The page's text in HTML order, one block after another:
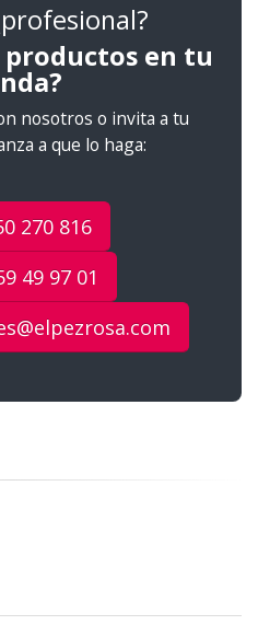
productos en tu
nosotros o invita a tu
a que lo haga:
270 816
49 97 01